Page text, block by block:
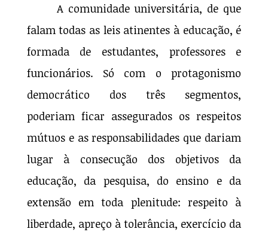
A comunidade universitária, de que
falam todas as leis atinentes à educação, é
formada de estudantes, professores e
funcionários. Só com o protagonismo
democrático dos três segmentos,
poderiam ficar assegurados os respeitos
mútuos e as responsabilidades que dariam
lugar à consecução dos objetivos da
educação, da pesquisa, do ensino e da
extensão em toda plenitude: respeito à
liberdade, apreço à tolerância, exercício da